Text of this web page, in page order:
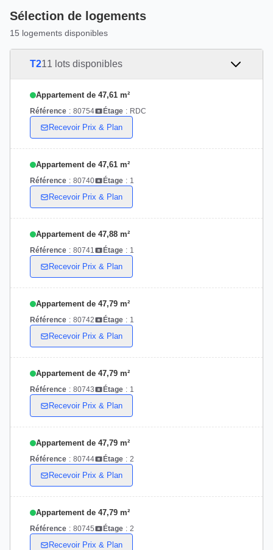
Sélection de logements
15 logements disponibles
T211 lots disponibles
Appartement de 47,61 m²
Référence : 80754 Étage : RDC
Recevoir Prix & Plan
Appartement de 47,61 m²
Référence : 80740 Étage : 1
Recevoir Prix & Plan
Appartement de 47,88 m²
Référence : 80741 Étage : 1
Recevoir Prix & Plan
Appartement de 47,79 m²
Référence : 80742 Étage : 1
Recevoir Prix & Plan
Appartement de 47,79 m²
Référence : 80743 Étage : 1
Recevoir Prix & Plan
Appartement de 47,79 m²
Référence : 80744 Étage : 2
Recevoir Prix & Plan
Appartement de 47,79 m²
Référence : 80745 Étage : 2
Recevoir Prix & Plan